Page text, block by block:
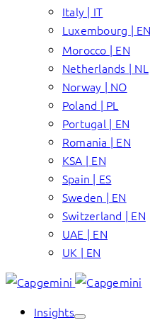
Italy | IT
Luxembourg | EN
Morocco | EN
Netherlands | NL
Norway | NO
Poland | PL
Portugal | EN
Romania | EN
KSA | EN
Spain | ES
Sweden | EN
Switzerland | EN
UAE | EN
UK | EN
Insights